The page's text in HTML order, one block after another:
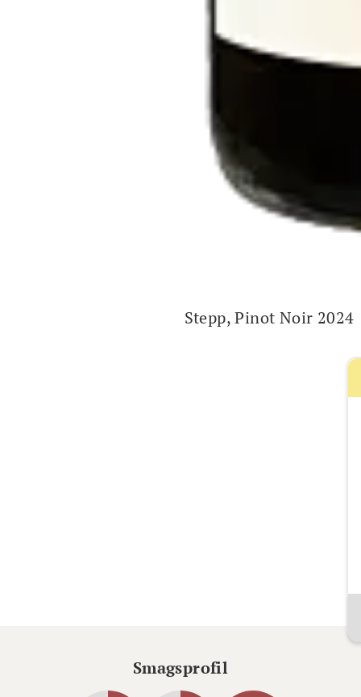
Stepp, Pinot Noir 2024
Smagsprofil